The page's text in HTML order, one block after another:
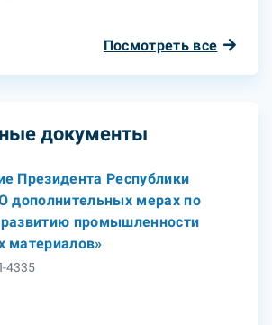
Посмотреть все
документы
Президента Республики
дополнительных мерах по
промышленности
материалов»
4335